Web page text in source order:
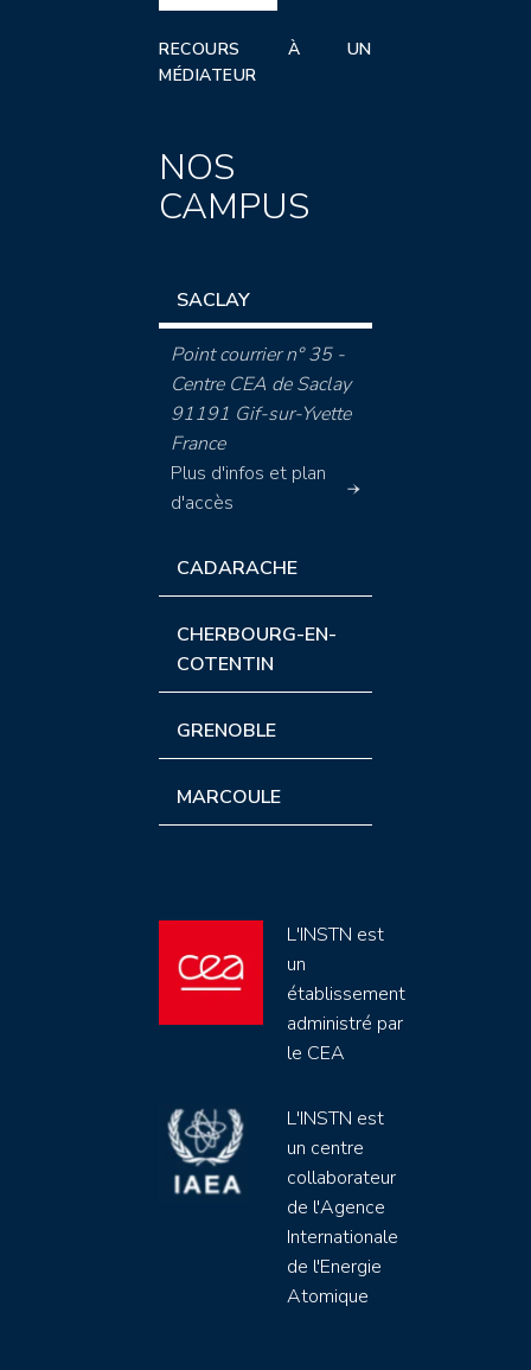
RECOURS À UN
MÉDIATEUR
NOS
CAMPUS
SACLAY
Point courrier n° 35 -
Centre CEA de Saclay
91191 Gif-sur-Yvette
France
Plus d'infos et plan
d'accès
CADARACHE
CHERBOURG-EN-
COTENTIN
GRENOBLE
MARCOULE
L'INSTN est
un
établissement
administré par
le CEA
L'INSTN est
un centre
collaborateur
de l'Agence
Internationale
de l'Energie
Atomique